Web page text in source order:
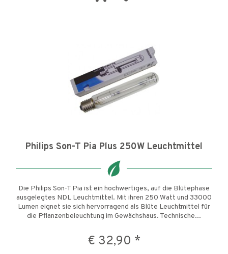
Philips Son-T Pia Plus 250W Leuchtmittel
Die Philips Son-T Pia ist ein hochwertiges, auf die Blütephase
ausgelegtes NDL Leuchtmittel. Mit ihren 250 Watt und 33000
Lumen eignet sie sich hervorragend als Blüte Leuchtmittel für
die Pflanzenbeleuchtung im Gewächshaus. Technische...
€ 32,90 *